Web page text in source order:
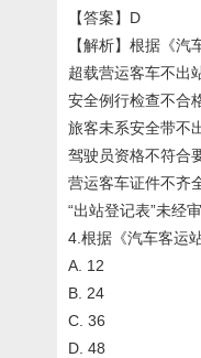
【答案】D
【解析】根据《
超载营运客车不出
安全例行检查不合
旅客未系安全带不
驾驶员资格不符合
营运客车证件不齐
“出站登记表”未经
4.根据《汽车客运
A. 12
B. 24
C. 36
D. 48